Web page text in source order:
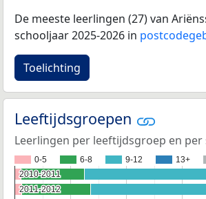
De meeste leerlingen (27) van
schooljaar 2025-2026 in
Toelichting
Leeftijdsgroepen
Leerlingen per leeftijdsgroep en per
0-5 6-8 9-12 13+
2010-2011
2010-2011
2011-2012
2011-2012